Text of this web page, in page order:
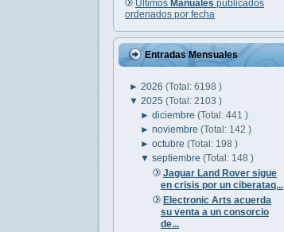
Últimos Manuales publicados
ordenados por fecha
Entradas Mensuales
► 2026 (Total: 6198 )
▼ 2025 (Total: 2103 )
►diciembre(Total: 441 )
►noviembre(Total: 142 )
►octubre(Total: 198 )
▼septiembre(Total: 148 )
Jaguar Land Rover sigue
en crisis por un ciberataq...
Electronic Arts acuerda
su venta a un consorcio
de...